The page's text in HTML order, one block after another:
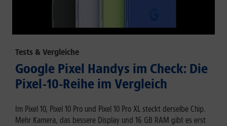
Tests & Vergleiche
Google Pixel Handys im Check: Die
Pixel-10-Reihe im Vergleich
Im Pixel 10, Pixel 10 Pro und Pixel 10 Pro XL steckt derselbe Chip.
Mehr Kamera, das bessere Display und 16 GB RAM gibt es erst